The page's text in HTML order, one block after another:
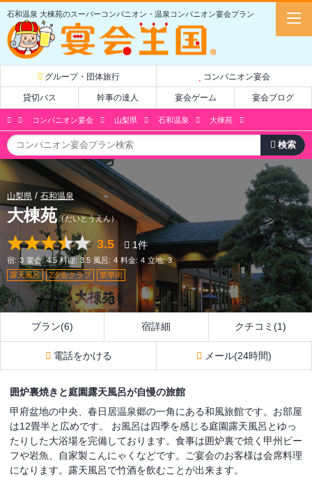
石和温泉 大棟苑のスーパーコンパニオン・温泉コンパニオン宴会プラン
グループ・団体旅行 コンパニオン宴会
貸切バス 幹事の達人 宴会ゲーム 宴会ブログ
コンパニオン宴会 山梨県 石和温泉 大棟苑
山梨県 石和温泉
大棟苑（だいとうえん）
3.5 1件
宿: 3 宴会: 4.5 料理: 3.5 風呂: 4 料金: 4 立地: 3
露天風呂
2次会クラブ 繁華街
プラン(6) 宿詳細 クチコミ(1)
電話をかける メール(24時間)
囲炉裏焼きと庭園露天風呂が自慢の旅館
甲府盆地の中央、春日居温泉郷の一角にある和風旅館です。お部屋
は12畳半と広めです。 お風呂は四季を感じる庭園露天風呂とゆっ
たりした大浴場を完備しております。食事は囲炉裏で焼く甲州ビー
フや岩魚、自家製こんにゃくなどです。ご宴会のお客様は会席料理
になります。露天風呂で竹酒を飲むことが出来ます。